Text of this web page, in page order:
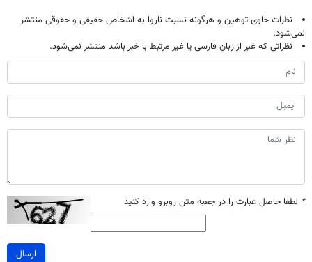
نظرات حاوی توهین و هرگونه نسبت ناروا به اشخاص حقیقی و حقوقی منتشر
نمی‌شود.
نظراتی که غیر از زبان فارسی یا غیر مرتبط با خبر باشد منتشر نمی‌شود.
* لطفا حاصل عبارت را در جعبه متن روبرو وارد کنید
ارسال